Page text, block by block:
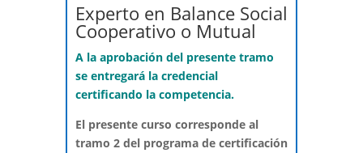
Experto en Balance Social
Cooperativo o Mutual
A la aprobación del presente tramo
se entregará la credencial
certificando la competencia.
El presente curso corresponde al
tramo 2 del programa de certificación